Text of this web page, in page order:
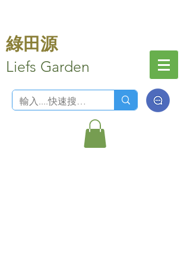
綠田源
Liefs Garden